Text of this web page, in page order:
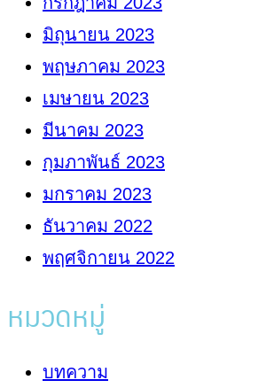
มิถุนายน 2023
พฤษภาคม 2023
เมษายน 2023
มีนาคม 2023
กุมภาพันธ์ 2023
มกราคม 2023
ธันวาคม 2022
พฤศจิกายน 2022
หมวดหมู่
บทความ